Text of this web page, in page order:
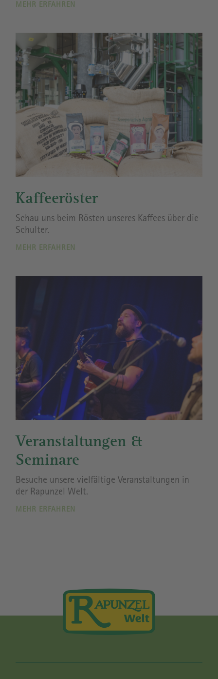
MEHR ERFAHREN
Kaffeeröster
Schau uns beim Rösten unseres Kaffees über die
Schulter.
MEHR ERFAHREN
Veranstaltungen &
Seminare
Besuche unsere vielfältige Veranstaltungen in
der Rapunzel Welt.
MEHR ERFAHREN